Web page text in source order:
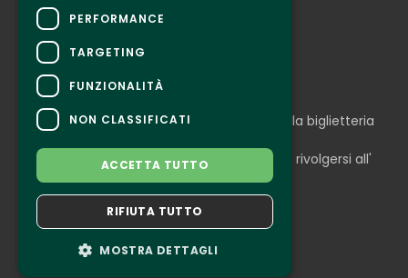
Connect
CONTATTI
Per informazioni e supporto all'acquisto della biglietteria
Per informazioni sul programma e l'evento, rivolgersi all'
organizzatore
Dichiarazione di accessibilità
PERFORMANCE
TARGETING
FUNZIONALITÀ
NON CLASSIFICATI
ACCETTA TUTTO
RIFIUTA TUTTO
MOSTRA DETTAGLI